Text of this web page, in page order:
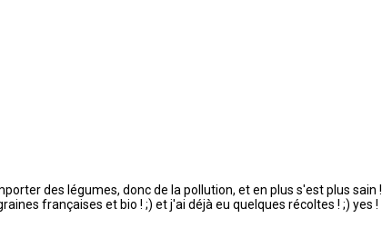
des légumes, donc de la pollution, et en plus s'est plus sain !
françaises et bio ! ;) et j'ai déjà eu quelques récoltes ! ;) yes !